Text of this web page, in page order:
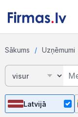
Sākums Uzņēmumi
Latvijā